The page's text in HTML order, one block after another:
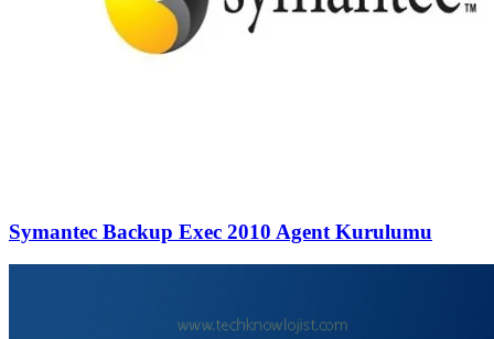
Symantec Backup Exec 2010 Agent Kurulumu